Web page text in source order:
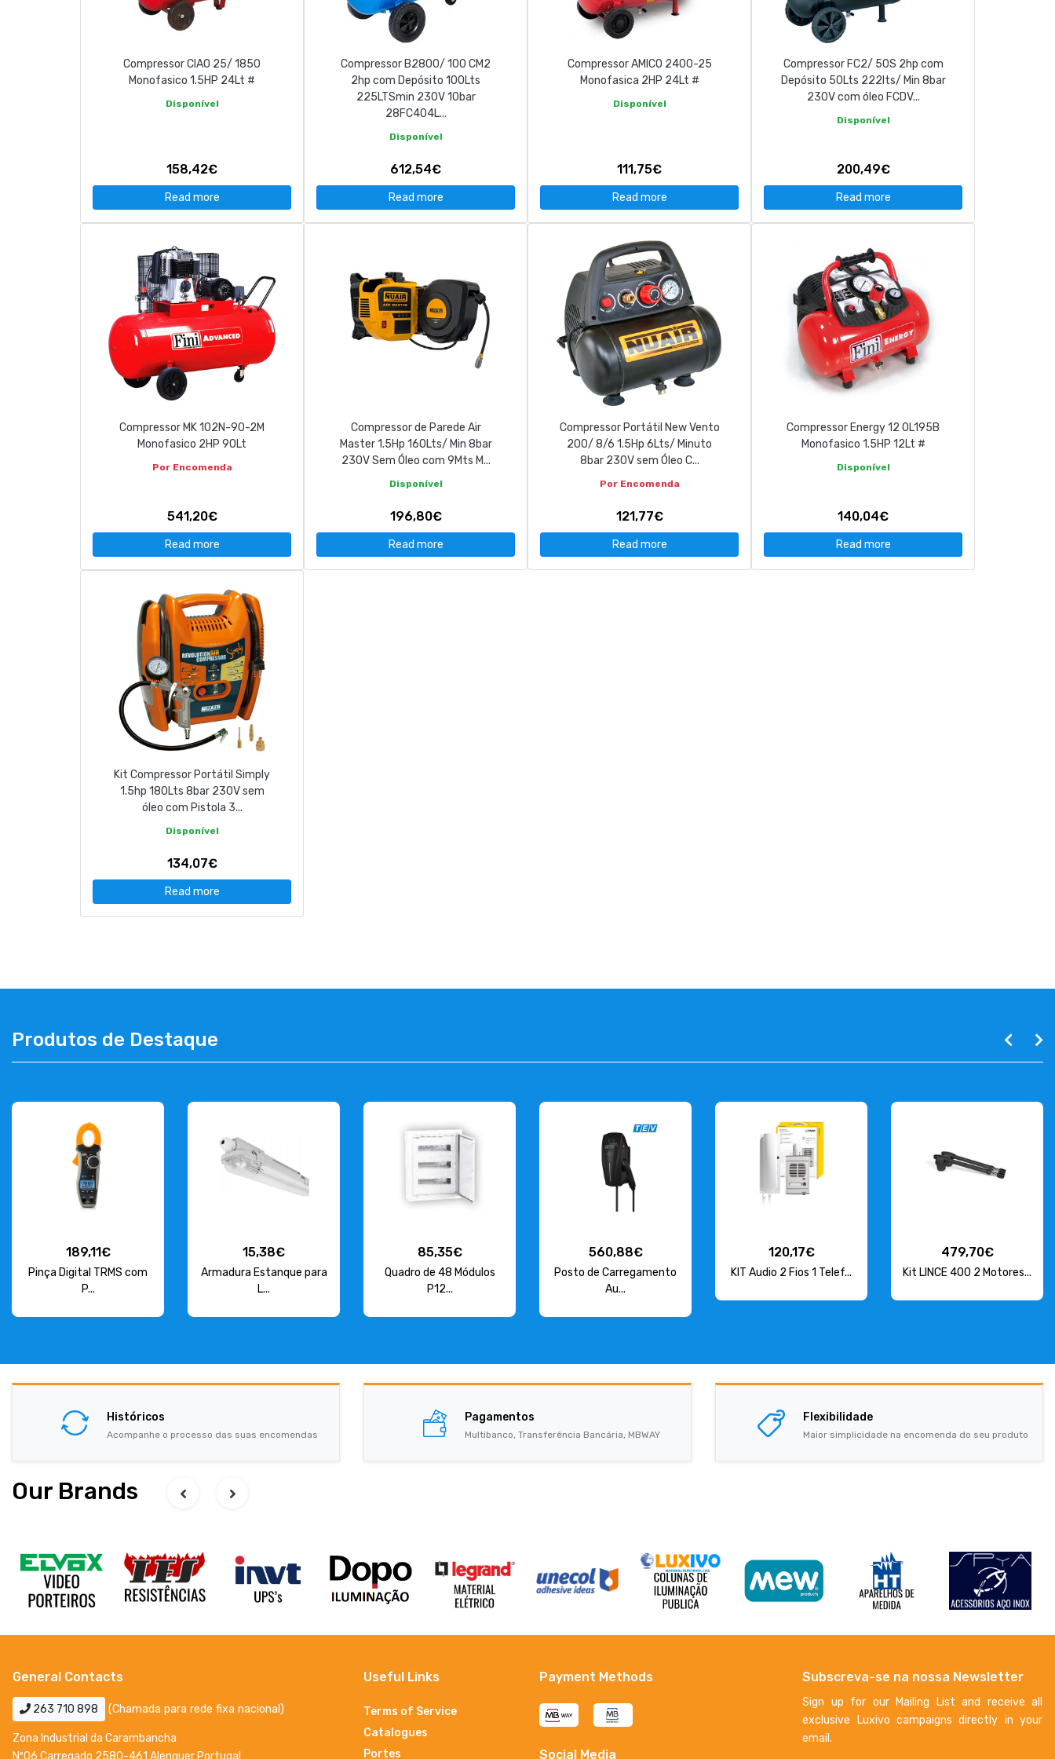
geral@luxivo.pt
Compressor CIAO 25/ 1850
Monofasico 1.5HP 24Lt #
Disponível
158,42€
Read more
Compressor B2800/ 100 CM2
2hp com Depósito 100Lts
225LTSmin 230V 10bar
28FC404L...
Disponível
612,54€
Read more
Compressor AMICO 2400-25
Monofasica 2HP 24Lt #
Disponível
111,75€
Read more
Compressor FC2/ 50S 2hp com
Depósito 50Lts 222lts/ Min 8bar
230V com óleo FCDV...
Disponível
200,49€
Read more
Compressor MK 102N-90-2M
Monofasico 2HP 90Lt
Por Encomenda
541,20€
Read more
Compressor de Parede Air
Master 1.5Hp 160Lts/ Min 8bar
230V Sem Óleo com 9Mts M...
Disponível
196,80€
Read more
Compressor Portátil New Vento
200/ 8/6 1.5Hp 6Lts/ Minuto
8bar 230V sem Óleo C...
Por Encomenda
121,77€
Read more
Compressor Energy 12 OL195B
Monofasico 1.5HP 12Lt #
Disponível
140,04€
Read more
Kit Compressor Portátil Simply
1.5hp 180Lts 8bar 230V sem
óleo com Pistola 3...
Disponível
134,07€
Read more
Produtos de Destaque
189,11€
Pinça Digital TRMS com
P...
15,38€
Armadura Estanque para
L...
85,35€
Quadro de 48 Módulos
P12...
560,88€
Posto de Carregamento
Au...
120,17€
KIT Audio 2 Fios 1 Telef...
479,70€
Kit LINCE 400 2 Motores...
Históricos
Acompanhe o processo das suas encomendas
Pagamentos
Multibanco, Transferência Bancária, MBWAY
Flexibilidade
Maior simplicidade na encomenda do seu produto
Our Brands
General Contacts
263 710 898 (Chamada para rede fixa nacional)
Zona Industrial da Carambancha
Nº06 Carregado 2580-461 Alenquer Portugal
Useful Links
Terms of Service
Catalogues
Portes
Payment Methods
Social Media
Subscreva-se na nossa Newsletter
Sign up for our Mailing List and receive all
exclusive Luxivo campaigns directly in your
email.